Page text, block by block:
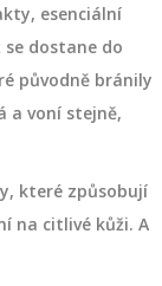
esenciální
dostane do
původně bránily
a voní stejně,
které způsobují
na citlivé kůži. A